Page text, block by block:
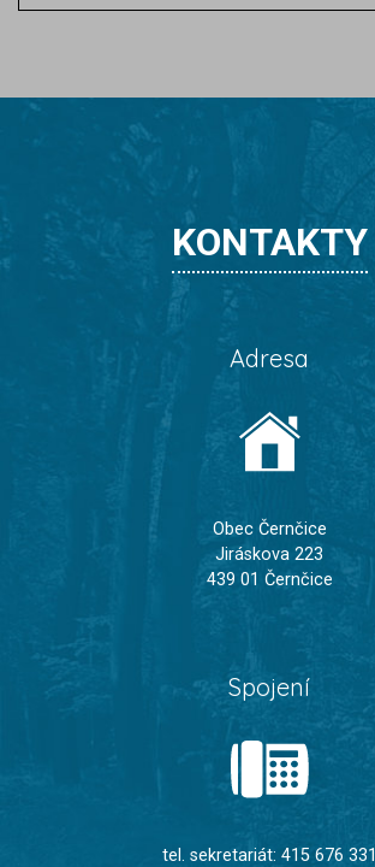
KONTAKTY
Adresa
Obec Černčice
Jiráskova 223
439 01 Černčice
Spojení
tel. sekretariát: 415 676 331